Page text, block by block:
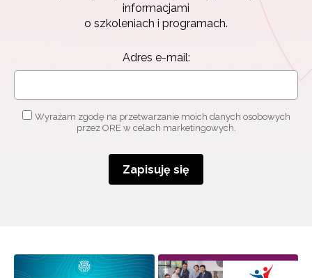
informacjami
o szkoleniach i programach.
Adres e-mail:
Wyrażam zgodę na przetwarzanie moich danych osobowych
przez ORE w celach marketingowych.
Zapisuję się